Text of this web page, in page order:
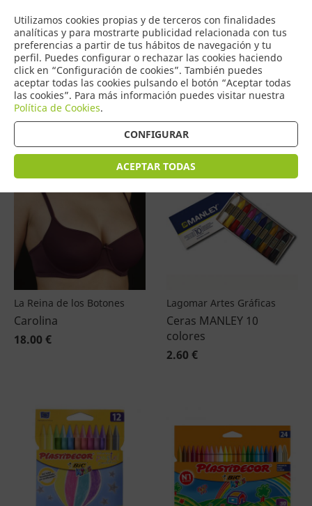
Utilizamos cookies propias y de terceros con finalidades
analíticas y para mostrarte publicidad relacionada con tus
preferencias a partir de tus hábitos de navegación y tu
perfil. Puedes configurar o rechazar las cookies haciendo
click en “Configuración de cookies”. También puedes
aceptar todas las cookies pulsando el botón “Aceptar todas
las cookies”. Para más información puedes visitar nuestra
Política de Cookies.
CONFIGURAR
ACEPTAR TODAS
0
COMERCIO
DE TORRIJOS
Productos (4588)
Ordenar por precio
La Reina de los Botones
Carolina
18.00 €
Lagomar Artes Gráficas
Ceras MANLEY 10
colores
2.60 €